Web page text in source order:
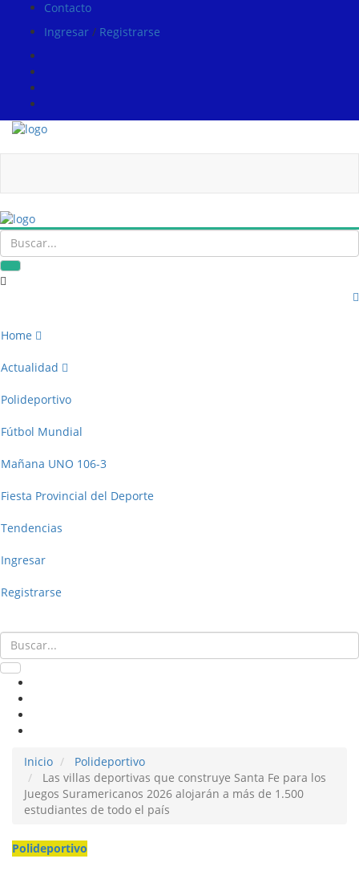
Contacto
Ingresar / Registrarse
Home
Actualidad
Polideportivo
Fútbol Mundial
Mañana UNO 106-3
Fiesta Provincial del Deporte
Tendencias
Ingresar
Registrarse
Inicio
Polideportivo
Las villas deportivas que construye Santa Fe para los
Juegos Suramericanos 2026 alojarán a más de 1.500
estudiantes de todo el país
Polideportivo